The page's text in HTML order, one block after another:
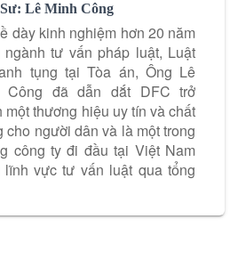
Lê Minh Công
dày kinh nghiệm hơn 20 năm
ngành tư vấn pháp luật, Luật
tụng tại Tòa án, Ông Lê
Công đã dẫn dắt DFC trở
một thương hiệu uy tín và chất
cho người dân và là một trong
công ty đi đầu tại Việt Nam
lĩnh vực tư vấn luật qua tổng